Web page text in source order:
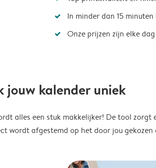
In minder dan 15
Onze prijzen zijn elke
jouw kalender uniek
alles een stuk makkelijker! De tool zorgt
wordt afgestemd op het door jou gekozen